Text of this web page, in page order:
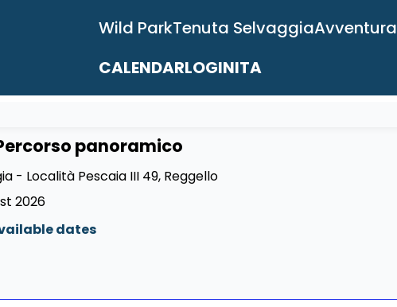
Wild ParkTenuta SelvaggiaAvventura
CALENDARLOGINITA
panoramico
- Località Pescaia III 49, Reggello
2026
dates